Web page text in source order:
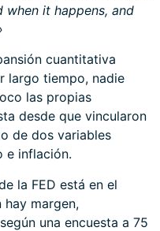
it happens, and
cuantitativa
largo tiempo, nadie
las propias
desde que vincularon
de dos variables
e inflación.
la FED está en el
hay margen,
una encuesta a 75